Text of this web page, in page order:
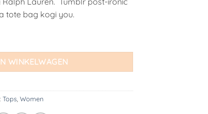
tote bag kogi you.
WINKELWAGEN
Tops Women